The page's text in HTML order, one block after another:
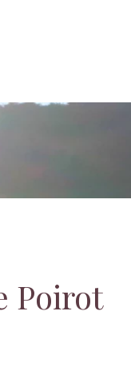
Poirot